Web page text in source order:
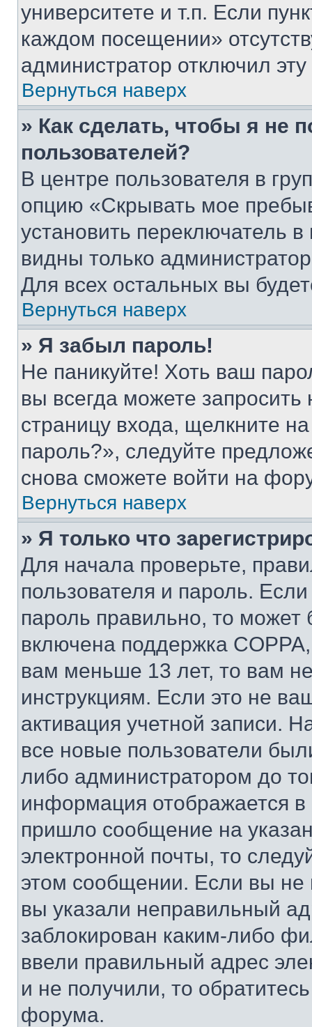
университете и т.п. Если
каждом посещении»
администратор отключил
Вернуться наверх
» Как сделать, чтобы я не
пользователей?
В центре пользователя в
опцию «Скрывать мое
установить переключатель
видны только
Для всех остальных вы
Вернуться наверх
» Я забыл пароль!
Не паникуйте! Хоть ваш
вы всегда можете
страницу входа, щелкните
пароль?», следуйте
снова сможете войти на
Вернуться наверх
» Я только что
Для начала проверьте,
пользователя и пароль.
пароль правильно, то может
включена поддержка
вам меньше 13 лет, то вам
инструкциям. Если это не
активация учетной записи.
все новые пользователи
либо администратором до
информация отображается
пришло сообщение на
электронной почты, то
этом сообщении. Если вы
вы указали неправильный
заблокирован каким-либо
ввели правильный адрес
и не получили, то
форума.